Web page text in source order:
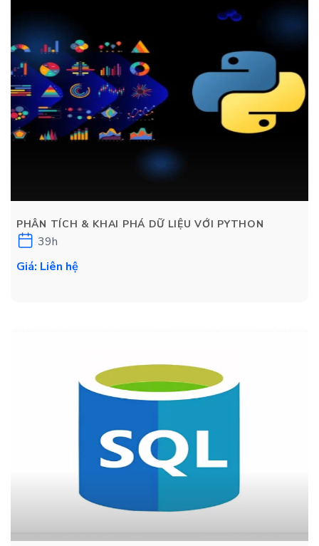
PHÂN TÍCH & KHAI PHÁ DỮ LIỆU VỚI PYTHON
39h
Giá: Liên hệ